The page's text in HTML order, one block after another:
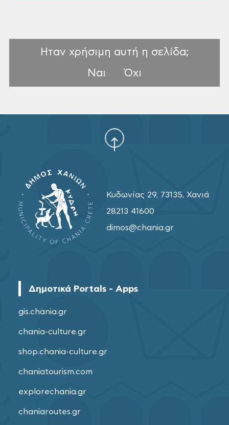
Ηταν χρήσιμη αυτή η σελίδα;
Ναι
Όχι
Κυδωνίας 29, 73135, Χανιά
28213 41600
dimos@chania.gr
Δημοτικά Portals - Apps
gis.chania.gr
chania-culture.gr
shop.chania-culture.gr
chaniatourism.com
explorechania.gr
chaniaroutes.gr